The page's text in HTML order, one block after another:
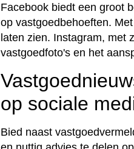
Facebook biedt een groot
op vastgoedbehoeften.
laten zien. Instagram, met
vastgoedfoto's en het
op sociale
Bied naast